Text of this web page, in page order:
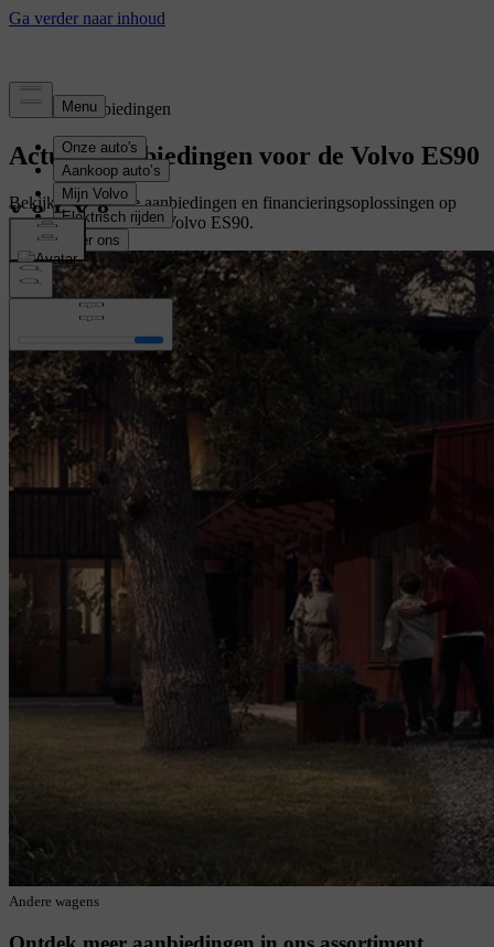
Tijdelijke aanbiedingen
Actuele aanbiedingen voor de Volvo ES90
Bekijk de tijdelijke aanbiedingen en financieringsoplossingen op
maat voor uw nieuwe Volvo ES90.
Andere wagens